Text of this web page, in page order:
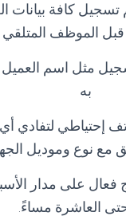
كافة بيانات
الموظف المتلقي
مثل اسم
به
إحتياطي لتفادي أي
نوع وموديل
فعال على مدار
العاشرة مساءً.